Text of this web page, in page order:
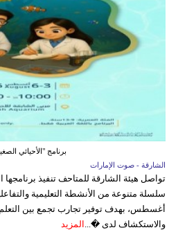
برنامج "الأحيائي
الشارقة - صوت الإمارات
سلسلة متنوعة من الأنشطة التعليمية
أغسطس، بهدف توفير تجارب تجمع بين التعلم
والاستكشاف لدى �... المزيد